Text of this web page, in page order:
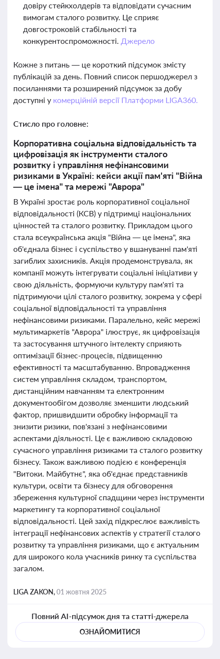
довіру стейкхолдерів та відповідати сучасним
вимогам сталого розвитку. Це сприяє
довгостроковій стабільності та
конкурентоспроможності. Джерело
Кожне з питань — це короткий підсумок змісту
публікацій за день. Повний список першоджерел з
посиланнями та розширений підсумок за добу
доступні у комерційній версії Платформи LIGA360.
Стисло про головне:
Корпоративна соціальна відповідальність та
цифровізація як інструменти сталого
розвитку і управління нефінансовими
ризиками в Україні: кейси акції пам'яті "Війна
— це імена" та мережі "Аврора"
В Україні зростає роль корпоративної соціальної
відповідальності (КСВ) у підтримці національних
цінностей та сталого розвитку. Прикладом цього
стала всеукраїнська акція "Війна — це імена", яка
об'єднала бізнес і суспільство у вшануванні пам'яті
загиблих захисників. Акція продемонструвала, як
компанії можуть інтегрувати соціальні ініціативи у
свою діяльність, формуючи культуру пам'яті та
підтримуючи цілі сталого розвитку, зокрема у сфері
соціальної відповідальності та управління
нефінансовими ризиками. Паралельно, кейс мережі
мультимаркетів "Аврора" ілюструє, як цифровізація
та застосування штучного інтелекту сприяють
оптимізації бізнес-процесів, підвищенню
ефективності та масштабуванню. Впровадження
систем управління складом, транспортом,
дистанційним навчанням та електронним
документообігом дозволяє зменшити людський
фактор, пришвидшити обробку інформації та
знизити ризики, пов'язані з нефінансовими
аспектами діяльності. Це є важливою складовою
сучасного управління ризиками та сталого розвитку
бізнесу. Також важливою подією є конференція
"Витоки. Майбутнє", яка об'єднає представників
культури, освіти та бізнесу для обговорення
збереження культурної спадщини через інструменти
маркетингу та корпоративної соціальної
відповідальності. Цей захід підкреслює важливість
інтеграції нефінансових аспектів у стратегії сталого
розвитку та управління ризиками, що є актуальним
для широкого кола учасників ринку та суспільства
загалом.
LIGA ZAKON,01 жовтня 2025
Повний AI-підсумок дня та статті-джерела
ОЗНАЙОМИТИСЯ